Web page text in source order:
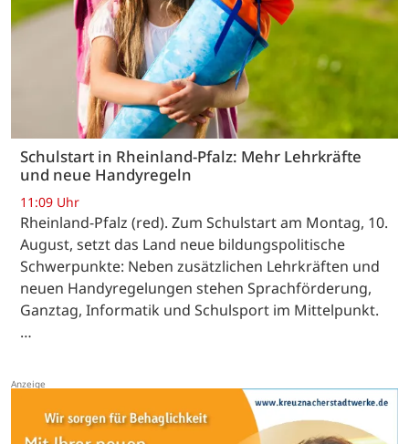
Schulstart in Rheinland-Pfalz: Mehr Lehrkräfte
und neue Handyregeln
11:09 Uhr
Rheinland-Pfalz (red). Zum Schulstart am Montag, 10.
August, setzt das Land neue bildungspolitische
Schwerpunkte: Neben zusätzlichen Lehrkräften und
neuen Handyregelungen stehen Sprachförderung,
Ganztag, Informatik und Schulsport im Mittelpunkt.
…